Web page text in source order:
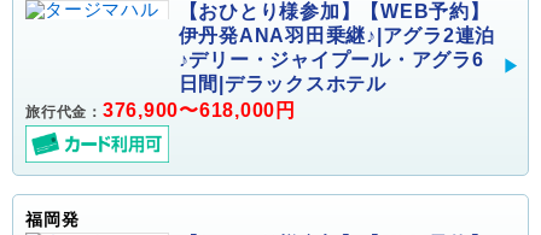
【おひとり様参加】【WEB予約】
伊丹発ANA羽田乗継♪|アグラ2連泊
♪デリー・ジャイプール・アグラ6
日間|デラックスホテル
旅行代金： 376,900〜618,000円
福岡発